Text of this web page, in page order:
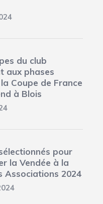
du club
aux phases
Coupe de France
à Blois
pour
la Vendée à la
Associations 2024